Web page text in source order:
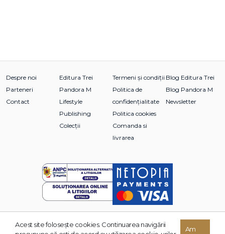
Despre noi
Parteneri
Contact
Editura Trei
Pandora M
Lifestyle
Publishing
Colecții
Termeni și condiții
Politica de
confidențialitate
Politica cookies
Comanda si
livrarea
Blog Editura Trei
Blog Pandora M
Newsletter
© 2026 Grupul Editorial TREI. Toate drepturile rezervate.
Acest site foloseşte cookies. Continuarea navigării
Am